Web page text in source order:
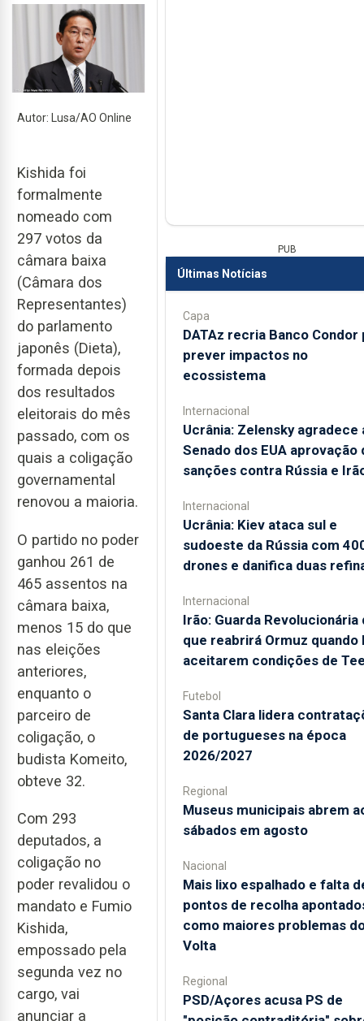
Autor: Lusa/AO Online
Kishida foi
formalmente
nomeado com
297 votos da
câmara baixa
(Câmara dos
Representantes)
do parlamento
japonês (Dieta),
formada depois
dos resultados
eleitorais do mês
passado, com os
quais a coligação
governamental
renovou a maioria.
O partido no poder
ganhou 261 de
465 assentos na
câmara baixa,
menos 15 do que
nas eleições
anteriores,
enquanto o
parceiro de
coligação, o
budista Komeito,
obteve 32.
Com 293
deputados, a
coligação no
poder revalidou o
mandato e Fumio
Kishida,
empossado pela
segunda vez no
cargo, vai
anunciar a
PUB
Últimas Notícias
Capa
DATAz recria Banco Condor
prever impactos no
ecossistema
Internacional
Ucrânia: Zelensky agradece
Senado dos EUA aprovação
sanções contra Rússia e
Internacional
Ucrânia: Kiev ataca sul e
sudoeste da Rússia com
drones e danifica duas
Internacional
Irão: Guarda Revolucionária
que reabrirá Ormuz quando
aceitarem condições de
Futebol
Santa Clara lidera
de portugueses na época
2026/2027
Regional
Museus municipais abrem
sábados em agosto
Nacional
Mais lixo espalhado e falta
pontos de recolha
como maiores problemas
Volta
Regional
PSD/Açores acusa PS de